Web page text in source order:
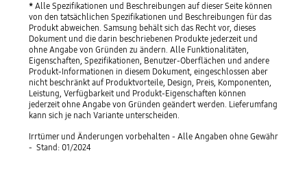
* Alle Spezifikationen und Beschreibungen auf dieser Seite können
von den tatsächlichen Spezifikationen und Beschreibungen für das
Produkt abweichen. Samsung behält sich das Recht vor, dieses
Dokument und die darin beschriebenen Produkte jederzeit und
ohne Angabe von Gründen zu ändern. Alle Funktionalitäten,
Eigenschaften, Spezifikationen, Benutzer-Oberflächen und andere
Produkt-Informationen in diesem Dokument, eingeschlossen aber
nicht beschränkt auf Produktvorteile, Design, Preis, Komponenten,
Leistung, Verfügbarkeit und Produkt-Eigenschaften können
jederzeit ohne Angabe von Gründen geändert werden. Lieferumfang
kann sich je nach Variante unterscheiden.
Irrtümer und Änderungen vorbehalten - Alle Angaben ohne Gewähr
- Stand: 01/2024